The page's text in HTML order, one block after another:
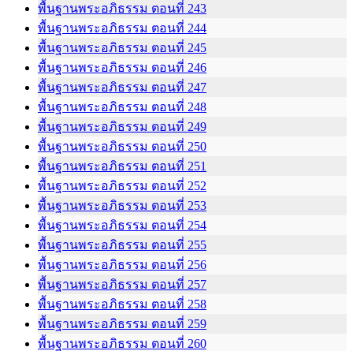
พื้นฐานพระอภิธรรม ตอนที่ 243
พื้นฐานพระอภิธรรม ตอนที่ 244
พื้นฐานพระอภิธรรม ตอนที่ 245
พื้นฐานพระอภิธรรม ตอนที่ 246
พื้นฐานพระอภิธรรม ตอนที่ 247
พื้นฐานพระอภิธรรม ตอนที่ 248
พื้นฐานพระอภิธรรม ตอนที่ 249
พื้นฐานพระอภิธรรม ตอนที่ 250
พื้นฐานพระอภิธรรม ตอนที่ 251
พื้นฐานพระอภิธรรม ตอนที่ 252
พื้นฐานพระอภิธรรม ตอนที่ 253
พื้นฐานพระอภิธรรม ตอนที่ 254
พื้นฐานพระอภิธรรม ตอนที่ 255
พื้นฐานพระอภิธรรม ตอนที่ 256
พื้นฐานพระอภิธรรม ตอนที่ 257
พื้นฐานพระอภิธรรม ตอนที่ 258
พื้นฐานพระอภิธรรม ตอนที่ 259
พื้นฐานพระอภิธรรม ตอนที่ 260